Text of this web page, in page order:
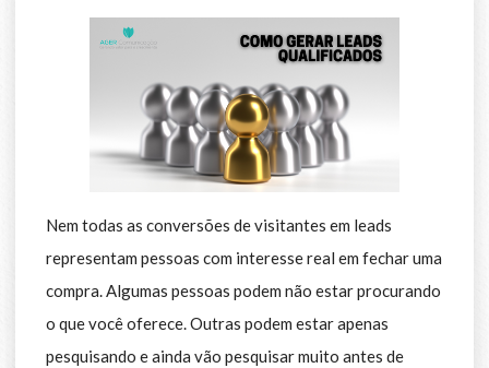
Nem todas as conversões de visitantes em leads
representam pessoas com interesse real em fechar uma
compra. Algumas pessoas podem não estar procurando
o que você oferece. Outras podem estar apenas
pesquisando e ainda vão pesquisar muito antes de